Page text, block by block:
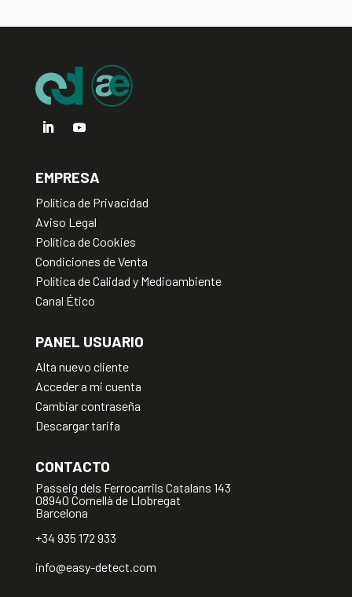
:
EMPRESA
Política de Privacidad
Aviso Legal
Política de Cookies
Condiciones de Venta
Política de Calidad y Medioambiente
Canal Ético
PANEL USUARIO
Alta nuevo cliente
Acceder a mi cuenta
Cambiar contraseña
Descargar tarifa
CONTACTO
Passeig dels Ferrocarrils Catalans 143
08940 Cornellà de Llobregat
Barcelona
+34 935 172 933
info@easy-detect.com